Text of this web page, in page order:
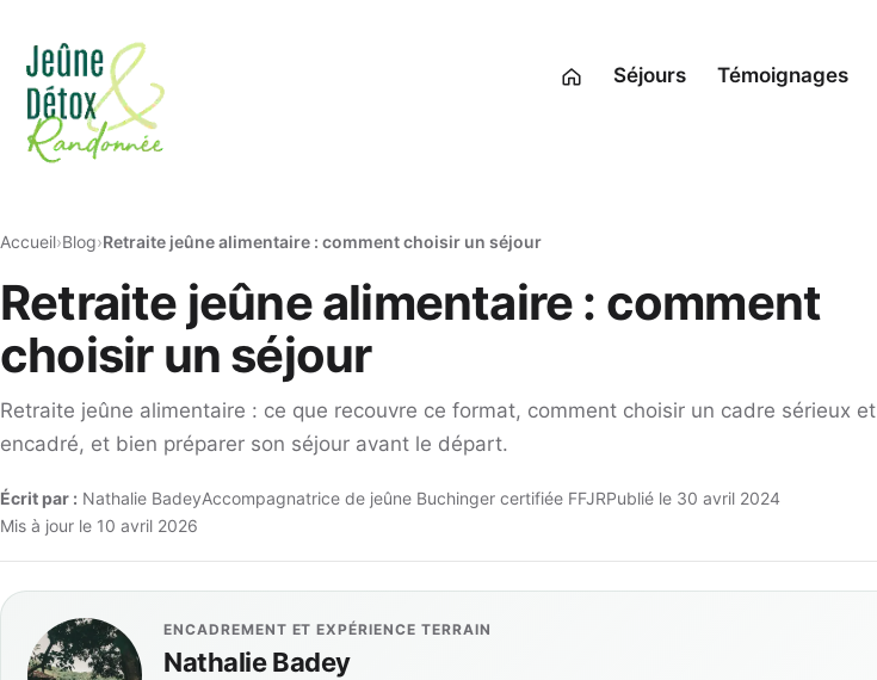
Séjours Témoignages
Accueil Blog Retraite jeûne alimentaire : comment choisir un séjour
Retraite jeûne alimentaire : comment
choisir un séjour
Retraite jeûne alimentaire : ce que recouvre ce format, comment choisir un cadre sérieux et
encadré, et bien préparer son séjour avant le départ.
Écrit par : Nathalie BadeyAccompagnatrice de jeûne Buchinger certifiée FFJRPublié le 30 avril 2024
Mis à jour le 10 avril 2026
ENCADREMENT ET EXPÉRIENCE TERRAIN
Nathalie Badey